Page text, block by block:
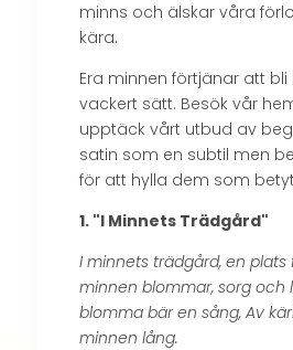
minns och älskar våra
kära.
Era minnen förtjänar att
vackert sätt. Besök vår
upptäck vårt utbud av
satin som en subtil men
för att hylla dem som
1. "I Minnets Trädgård"
I minnets trädgård, en plats
minnen blommar, sorg och
blomma bär en sång, Av
minnen lång.